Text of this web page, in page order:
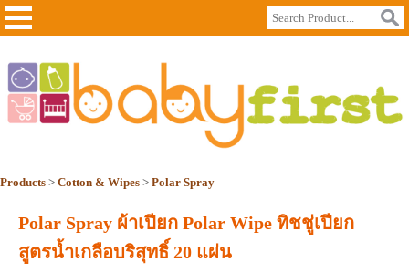
Products > Cotton & Wipes > Polar Spray
Polar Spray ผ้าเปียก Polar Wipe ทิชชู่เปียก
สูตรน้ำเกลือบริสุทธิ์ 20 แผ่น